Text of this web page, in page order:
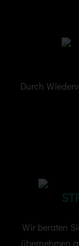
Durch
Wir beraten
übernehmen